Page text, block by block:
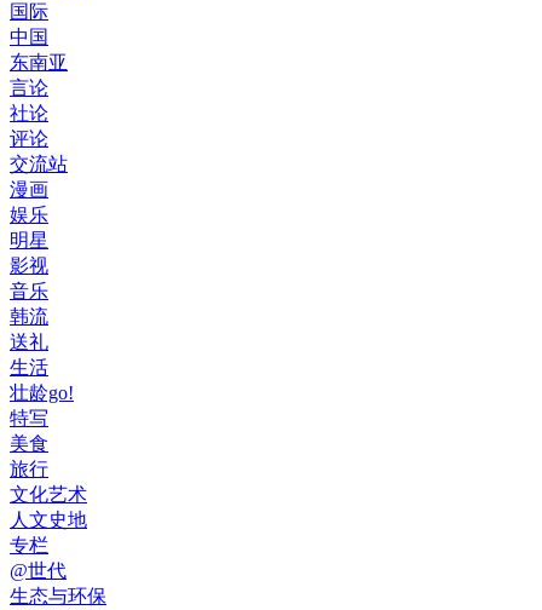
国际
中国
东南亚
言论
社论
评论
交流站
漫画
娱乐
明星
影视
音乐
韩流
送礼
生活
壮龄go!
特写
美食
旅行
文化艺术
人文史地
专栏
@世代
生态与环保